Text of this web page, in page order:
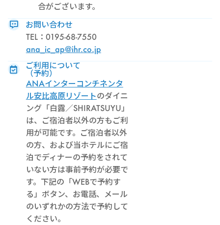
合がございます。
お問い合わせ
TEL：0195-68-7550
ana_ic_ap@ihr.co.jp
ご利用について
（予約）
ANAインターコンチネンタ
ル安比高原リゾートのダイニ
ング「白露／SHIRATSUYU」
は、ご宿泊者以外の方もご利
用が可能です。ご宿泊者以外
の方、および当ホテルにご宿
泊でディナーの予約をされて
いない方は事前予約が必要で
す。下記の「WEBで予約す
る」ボタン、お電話、メール
のいずれかの方法で予約して
ください。